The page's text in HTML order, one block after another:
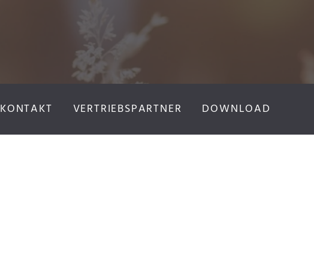
KONTAKT VERTRIEBSPARTNER DOWNLOAD